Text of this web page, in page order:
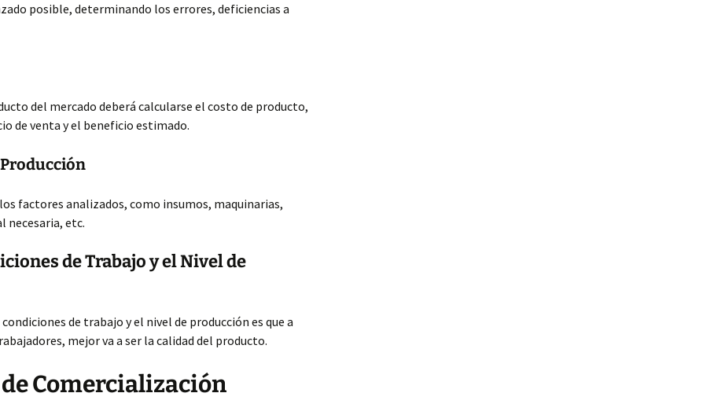
posible, determinando los errores, deficiencias a
del mercado deberá calcularse el costo de producto,
de venta y el beneficio estimado.
factores analizados, como insumos, maquinarias,
necesaria, etc.
de Trabajo y el Nivel de
de trabajo y el nivel de producción es que a
mejor va a ser la calidad del producto.
Comercialización